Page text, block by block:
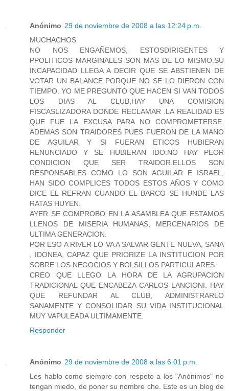
Anónimo 29 de noviembre de 2008 a las 12:24 p.m.
MUCHACHOS
NO NOS ENGAÑEMOS, ESTOSDIRIGENTES Y
PPOLITICOS MARGINALES SON MAS DE LO MISMO.SU
INCAPACIDAD LLEGA A DECIR QUE SE ABSTIENEN DE
VOTAR UN BALANCE PORQUE NO SE LO DIERON CON
TIEMPO. YO ME PREGUNTO QUE HACEN SI VAN TODOS
LOS DIAS AL CLUB,HAY UNA COMISION
FISCASLIZADORA DONDE RECLAMAR .LA REALIDAD ES
QUE FUE LA EXCUSA PARA NO COMPROMETERSE.
ADEMAS SON TRAIDORES PUES FUERON DE LA MANO
DE AGUILAR Y SI FUERAN ETICOS HUBIERAN
RENUNCIADO Y SE HUBIERAN IDO.NO HAY PEOR
CONDICION QUE SER TRAIDOR.ELLOS SON
RESPONSABLES COMO LO SON AGUILAR E ISRAEL,
HAN SIDO COMPLICES TODOS ESTOS AÑOS Y COMO
DICE EL REFRAN CUANDO EL BARCO SE HUNDE LAS
RATAS HUYEN.
AYER SE COMPROBO EN LA ASAMBLEA QUE ESTAMOS
LLENOS DE MISERIA HUMANAS, MERCENARIOS DE
ULTIMA GENERACION.
POR ESO A RIVER LO VA A SALVAR GENTE NUEVA, SANA
, IDONEA, CAPAZ QUE PRIORIZE LA INSTITUCION POR
SOBRE LOS NEGOCIOS Y BOLSILLOS PARTICULARES.
CREO QUE LLEGO LA HORA DE LA AGRUPACION
TRADICIONAL QUE ENCABEZA CARLOS LANCIONI. HAY
QUE REFUNDAR AL CLUB, ADMINISTRARLO
SANAMENTE Y CONSOLIDAR SU VIDA INSTITUCIONAL
MUY VAPULEADA ULTIMAMENTE.
Responder
Anónimo 29 de noviembre de 2008 a las 6:01 p.m.
Les hablo como siempre con respeto a los "Anónimos" no
tengan miedo, de poner su nombre che. Este es un blog de